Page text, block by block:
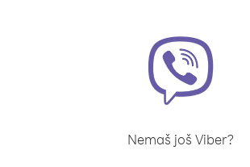
Nemaš još Viber?